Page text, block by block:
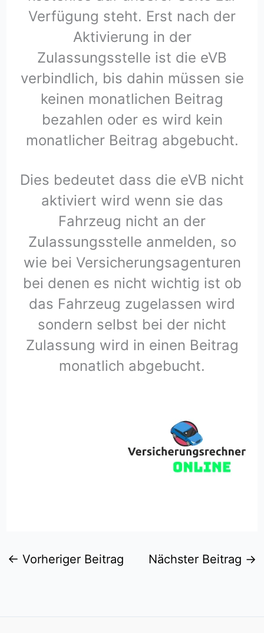
Verfügung steht. Erst nach der
Aktivierung in der
Zulassungsstelle ist die eVB
verbindlich, bis dahin müssen sie
keinen monatlichen Beitrag
bezahlen oder es wird kein
monatlicher Beitrag abgebucht.
Dies bedeutet dass die eVB nicht
aktiviert wird wenn sie das
Fahrzeug nicht an der
Zulassungsstelle anmelden, so
wie bei Versicherungsagenturen
bei denen es nicht wichtig ist ob
das Fahrzeug zugelassen wird
sondern selbst bei der nicht
Zulassung wird in einen Beitrag
monatlich abgebucht.
← Vorheriger Beitrag Nächster Beitrag →